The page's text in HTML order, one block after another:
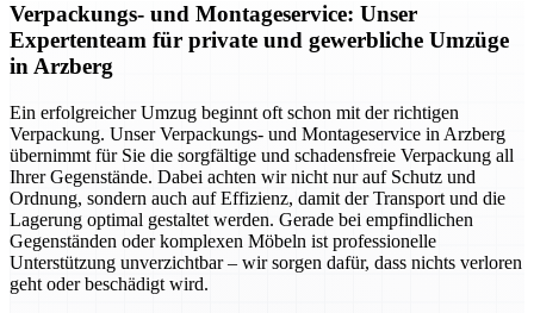
Verpackungs- und Montageservice: Unser
Expertenteam für private und gewerbliche Umzüge
in Arzberg
Ein erfolgreicher Umzug beginnt oft schon mit der richtigen
Verpackung. Unser Verpackungs- und Montageservice in Arzberg
übernimmt für Sie die sorgfältige und schadensfreie Verpackung all
Ihrer Gegenstände. Dabei achten wir nicht nur auf Schutz und
Ordnung, sondern auch auf Effizienz, damit der Transport und die
Lagerung optimal gestaltet werden. Gerade bei empfindlichen
Gegenständen oder komplexen Möbeln ist professionelle
Unterstützung unverzichtbar – wir sorgen dafür, dass nichts verloren
geht oder beschädigt wird.